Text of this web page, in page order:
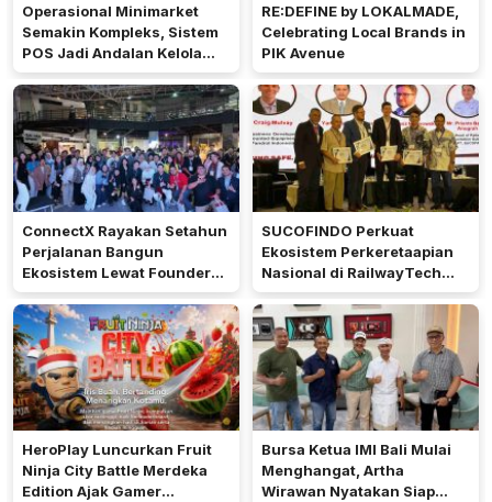
Operasional Minimarket
Semakin Kompleks, Sistem
POS Jadi Andalan Kelola
Transaksi dan Stok
RE:DEFINE by LOKALMADE,
Celebrating Local Brands in
PIK Avenue
ConnectX Rayakan Setahun
Perjalanan Bangun
Ekosistem Lewat Founder
dan Builder Summit 2026
SUCOFINDO Perkuat
Ekosistem Perkeretaapian
Nasional di RailwayTech
Indonesia 2026
HeroPlay Luncurkan Fruit
Ninja City Battle Merdeka
Edition Ajak Gamer
Bursa Ketua IMI Bali Mulai
Menghangat, Artha
Wirawan Nyatakan Siap